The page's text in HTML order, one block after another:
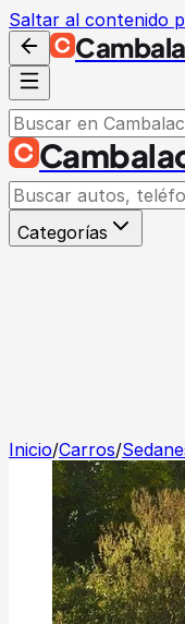
Saltar al contenido
Categorías
Inicio/Carros/